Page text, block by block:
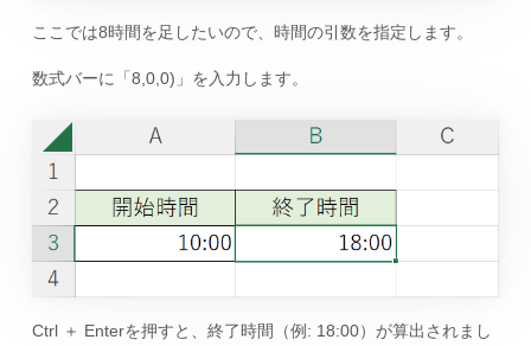
ここでは8時間を足したいので、時間の引数を指定します。
数式バーに「8,0,0)」を入力します。
Ctrl ＋ Enterを押すと、終了時間（例: 18:00）が算出されまし